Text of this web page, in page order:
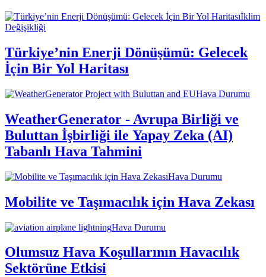
İklim
Değişikliği
Türkiye’nin Enerji Dönüşümü: Gelecek
İçin Bir Yol Haritası
Hava Durumu
WeatherGenerator - Avrupa Birliği ve
Buluttan İşbirliği ile Yapay Zeka (AI)
Tabanlı Hava Tahmini
Hava Durumu
Mobilite ve Taşımacılık için Hava Zekası
Hava Durumu
Olumsuz Hava Koşullarının Havacılık
Sektörüne Etkisi